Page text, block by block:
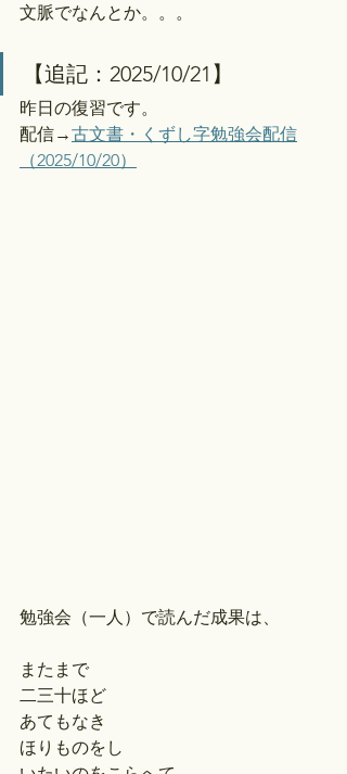
文脈でなんとか。。。
【追記：2025/10/21】
昨日の復習です。
配信→古文書・くずし字勉強会配信
（2025/10/20）
勉強会（一人）で読んだ成果は、
またまで
二三十ほど
あてもなき
ほりものをし